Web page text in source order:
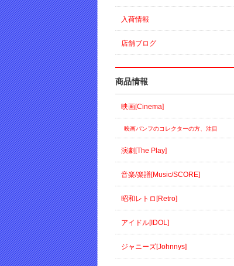
入荷情報
店舗ブログ
商品情報
映画[Cinema]
映画パンフのコレクターの方、注目
演劇[The Play]
音楽/楽譜[Music/SCORE]
昭和レトロ[Retro]
アイドル[IDOL]
ジャニーズ[Johnnys]